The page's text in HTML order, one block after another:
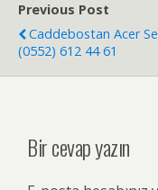
Previous Post
Caddebostan Acer
(0552) 612 44 61
Bir cevap yazın